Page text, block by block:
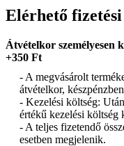
Elérhető
Átvételkor személyesen
+350 Ft
- A megvásárolt
átvételkor,
- Kezelési költség:
értékű kezelési költség
- A teljes fizetendő
esetben megjelenik.